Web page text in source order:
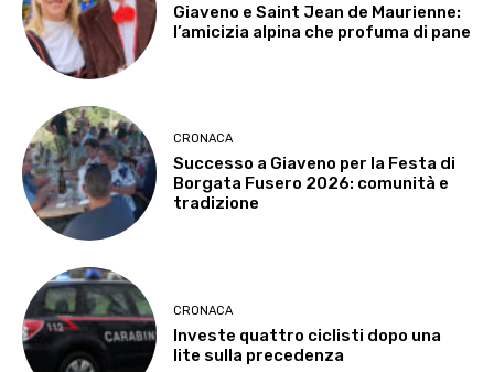
Giaveno e Saint Jean de Maurienne:
l’amicizia alpina che profuma di pane
CRONACA
Successo a Giaveno per la Festa di
Borgata Fusero 2026: comunità e
tradizione
CRONACA
Investe quattro ciclisti dopo una
lite sulla precedenza